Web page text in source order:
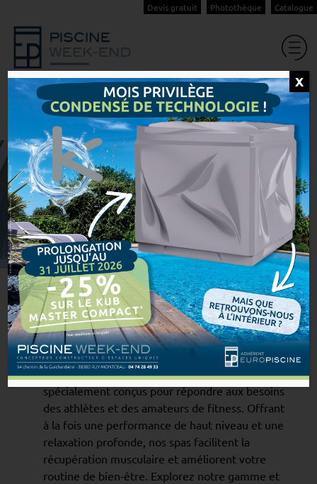
Devis gratuit Photothèque Catalogue
La gamme sportive
Notre savoir-faire Nos spas La gamme sportive
Nos spas sportifs
Chez Piscine Week-End, nos spas sportifs sont
spécialement conçus pour répondre aux besoins
des athlètes et des amateurs de fitness. Offrant
à la fois une performance de haut niveau et une
relaxation profonde, nos spas facilitent la
récupération musculaire et améliorent votre
routine de bien-être. Explorez notre gamme et
X